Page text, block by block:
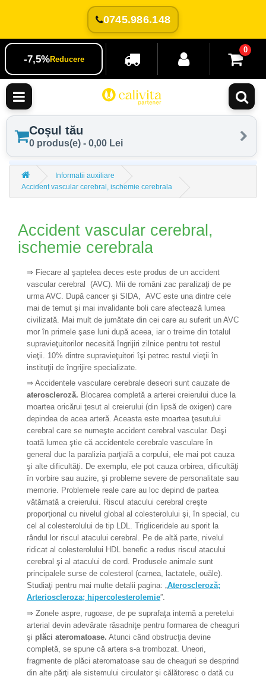
0745.986.148
-7,5%Reducere
0
Coșul tău
0 produs(e) - 0,00 Lei
Informatii auxiliare
Accident vascular cerebral, ischemie cerebrala
Accident vascular cerebral,
ischemie cerebrala
⇒ Fiecare al şaptelea deces este produs de un accident
vascular cerebral (AVC). Mii de români zac paralizaţi de pe
urma AVC. După cancer şi SIDA, AVC este una dintre cele
mai de temut şi mai invalidante boli care afectează lumea
civilizată. Mai mult de jumătate din cei care au suferit un AVC
mor în primele şase luni după aceea, iar o treime din totalul
supravieţuitorilor necesită îngrijiri zilnice pentru tot restul
vieţii. 10% dintre supravieţuitori îşi petrec restul vieţii în
instituţii de îngrijire specializate.
⇒ Accidentele vasculare cerebrale deseori sunt cauzate de
ateroscleroză. Blocarea completă a arterei creierului duce la
moartea oricărui ţesut al creierului (din lipsă de oxigen) care
depindea de acea arteră. Aceasta este moartea ţesutului
cerebral care se numeşte accident cerebral vascular. Deşi
toată lumea ştie că accidentele cerebrale vasculare în
general duc la paralizia parţială a corpului, ele mai pot cauza
şi alte dificultăţi. De exemplu, ele pot cauza orbirea, dificultăţi
în vorbire sau auzire, şi probleme severe de personalitate sau
memorie. Problemele reale care au loc depind de partea
vătămată a creierului. Riscul atacului cerebral creşte
proporţional cu nivelul global al colesterolului şi, în special, cu
cel al colesterolului de tip LDL. Trigliceridele au sporit la
rândul lor riscul atacului cerebral. Pe de altă parte, nivelul
ridicat al colesterolului HDL benefic a redus riscul atacului
cerebral şi al atacului de cord. Produsele animale sunt
principalele surse de colesterol (carnea, lactatele, ouăle).
Studiaţi pentru mai multe detalii pagina: „Ateroscleroză;
Arterioscleroza; hipercolesterolemie”.
⇒ Zonele aspre, rugoase, de pe suprafaţa internă a peretelui
arterial devin adevărate răsadniţe pentru formarea de cheaguri
şi plăci ateromatoase. Atunci când obstrucţia devine
completă, se spune că artera s-a trombozat. Uneori,
fragmente de plăci ateromatoase sau de cheaguri se desprind
din alte părţi ale sistemului circulator şi călătoresc o dată cu